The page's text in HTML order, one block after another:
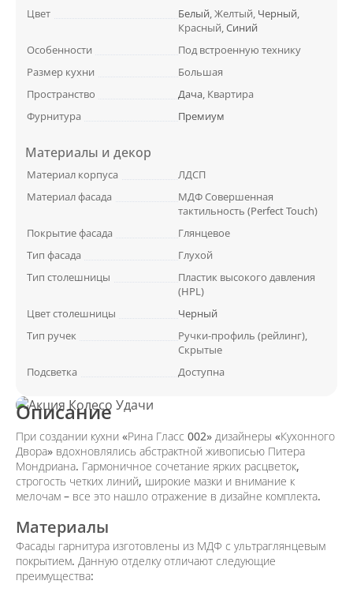
Цвет
Белый, Желтый, Черный,
Красный,Синий
Особенности
Под встроенную технику
Размер кухни
Большая
Пространство
Дача, Квартира
Фурнитура
Премиум
Материалы и декор
Материал корпуса
ЛДСП
Материал фасада
МДФ Совершенная
тактильность (Perfect Touch)
Покрытие фасада
Глянцевое
Тип фасада
Глухой
Тип столешницы
Пластик высокого давления
(HPL)
Цвет столешницы
Черный
Тип ручек
Ручки-профиль (рейлинг),
Скрытые
Подсветка
Доступна
Описание
При создании кухни «Рина Гласс 002» дизайнеры «Кухонного
Двора» вдохновлялись абстрактной живописью Питера
Мондриана. Гармоничное сочетание ярких расцветок,
строгость четких линий, широкие мазки и внимание к
мелочам – все это нашло отражение в дизайне комплекта.
Материалы
Фасады гарнитура изготовлены из МДФ с ультраглянцевым
покрытием. Данную отделку отличают следующие
преимущества: